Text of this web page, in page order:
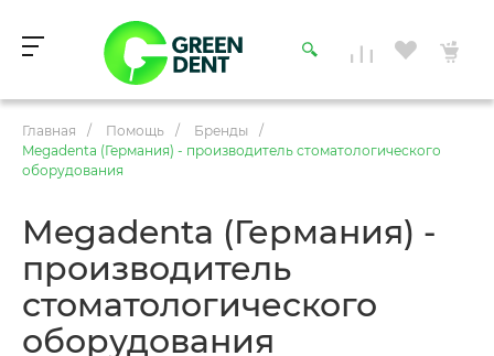
Главная / Помощь / Бренды
/
Megadenta (Германия) - производитель стоматологического
оборудования
Megadenta (Германия) -
производитель
стоматологического
оборудования